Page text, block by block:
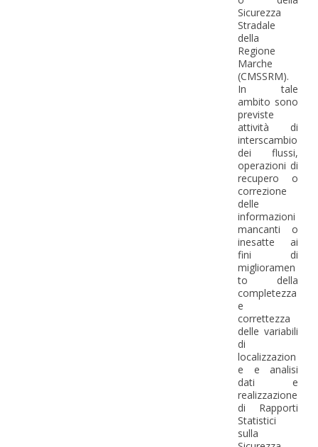
Sicurezza
Stradale
della
Regione
Marche
(CMSSRM).
In tale
ambito sono
previste
attività di
interscambio
dei flussi,
operazioni di
recupero o
correzione
delle
informazioni
mancanti o
inesatte ai
fini di
miglioramen
to della
completezza
e
correttezza
delle variabili
di
localizzazion
e e analisi
dati e
realizzazione
di Rapporti
Statistici
sulla